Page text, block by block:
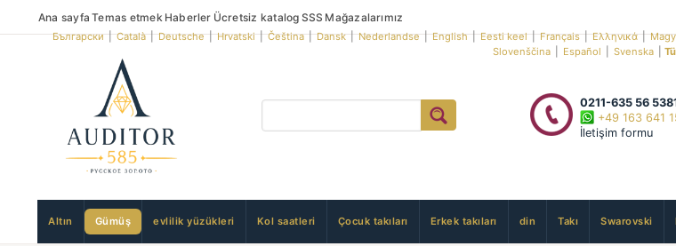
Ana sayfa Temas etmek Haberler Ücretsiz katalog SSS Mağazalarımız
Български|Català|Deutsche|Hrvatski|Čeština|Dansk|Nederlandse|English|Eesti keel|Français|Ελληνικά|
Slovenščina
Español Svenska
0211-635 56
+49 163 641
İletişim formu
Altın Gümüş evlilik yüzükleri Kol saatleri Çocuk takıları Erkek takıları din Takı Swarovski